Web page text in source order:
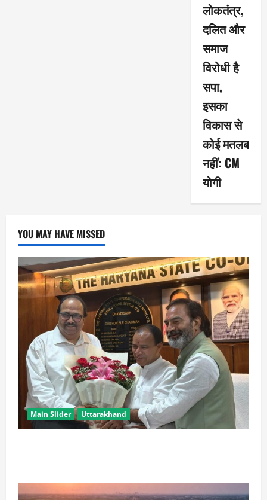
लोकतंत्र,
दलित और
समाज
विरोधी है
सपा,
इसका
विकास से
कोई मतलब
नहीं: CM
योगी
YOU MAY HAVE MISSED
Main Slider Uttarakhand